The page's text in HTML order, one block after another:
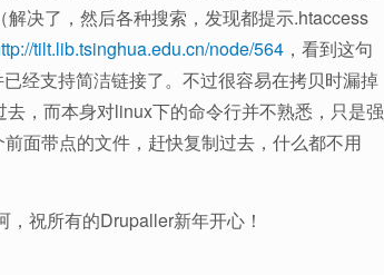
决了，然后各种搜索，发现都提示.htaccess
tilt.lib.tsinghua.edu.cn/node/564 ，看到这句
经支持简洁链接了。不过很容易在拷贝时漏掉
去，而本身对linux下的命令行并不熟悉，只是强
面带点的文件，赶快复制过去，什么都不用
祝所有的Drupaller新年开心！